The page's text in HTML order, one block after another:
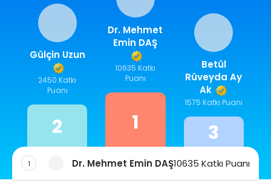
Dr. Mehmet
Emin DAŞ
10635 Katkı
Puanı
1
Gülçin Uzun
2450 Katkı
Puanı
2
Betül
Rüveyda Ay
Ak
1575 Katkı Puanı
3
1 Dr. Mehmet Emin DAŞ10635 Katkı Puanı